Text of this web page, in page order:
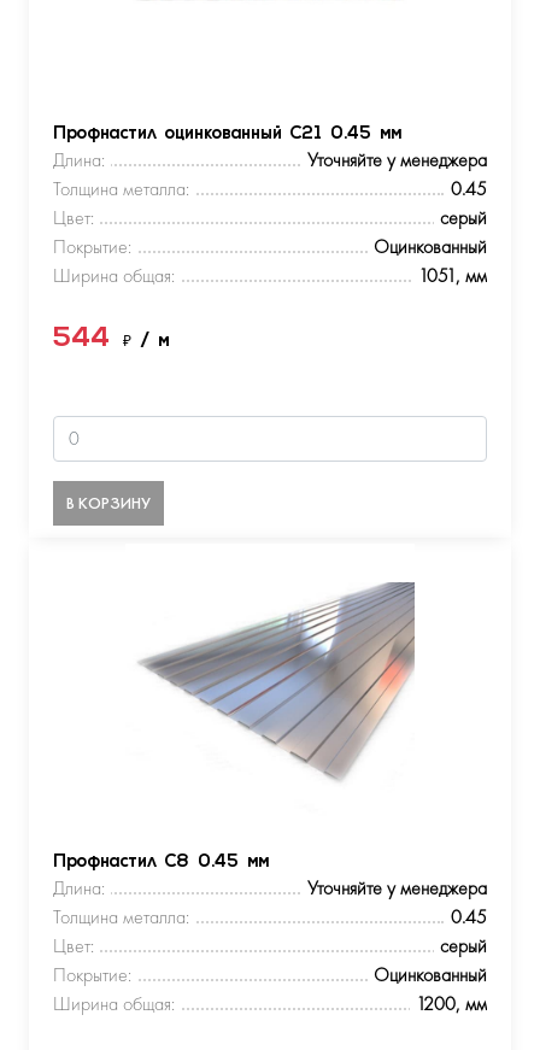
Профнастил оцинкованный С21 0.45 мм
Длина:
Уточняйте у менеджера
Толщина металла:
0.45
Цвет:
серый
Покрытие:
Оцинкованный
Ширина общая:
1051, мм
544 ₽ / м
В КОРЗИНУ
Профнастил С8 0.45 мм
Длина:
Уточняйте у менеджера
Толщина металла:
0.45
Цвет:
серый
Покрытие:
Оцинкованный
Ширина общая:
1200, мм